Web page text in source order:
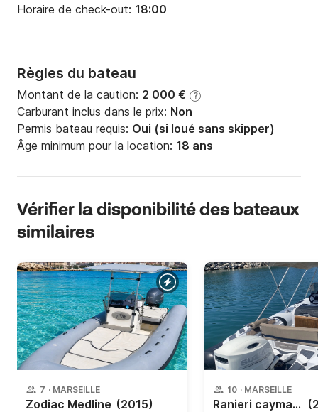
Horaire de check-out: 18:00
Règles du bateau
Montant de la caution: 2 000 € ?
Carburant inclus dans le prix: Non
Permis bateau requis: Oui (si loué sans skipper)
Âge minimum pour la location: 18 ans
Vérifier la disponibilité des bateaux
similaires
7 · MARSEILLE
Zodiac Medline (2015)
10 · MARSEILLE
Ranieri cayman 21 sport